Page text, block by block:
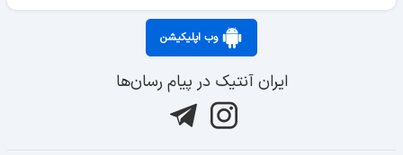
وب اپلیکیشن
ایران آنتیک در پیام رسان‌ها